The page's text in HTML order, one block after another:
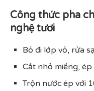
Công thức pha
nghệ tươi
Bỏ đi lớp vỏ, rửa
Cắt nhỏ miếng, ép
Trộn nước ép với